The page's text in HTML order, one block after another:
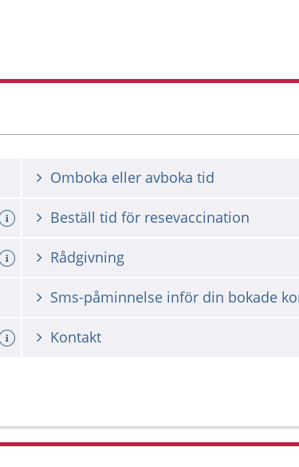
Omboka eller avboka tid
Beställ tid för resevaccination
Rådgivning
Kontakt